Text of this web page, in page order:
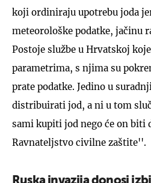
koji ordiniraju upotrebu joda
meteorološke podatke, jačinu
Postoje službe u Hrvatskoj
parametrima, s njima su
prate podatke. Jedino u
distribuirati jod, a ni u tom
sami kupiti jod nego će on
Ravnateljstvo civilne zaštite''.